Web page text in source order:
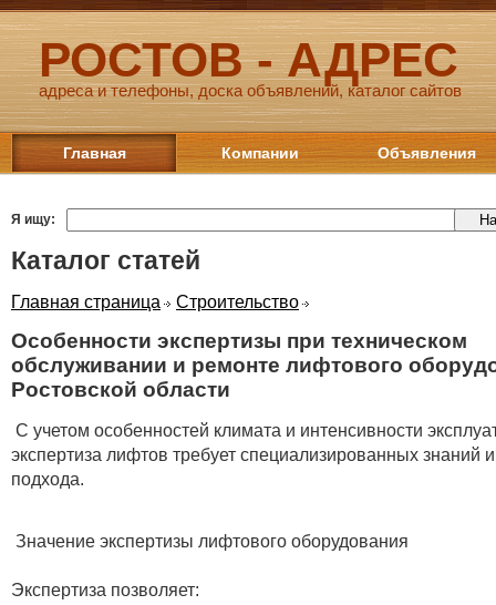
РОСТОВ - АДРЕС
адреса и телефоны, доска объявлений, каталог сайтов
Главная Компании Объявления
Я ищу:
Каталог статей
Главная страница Строительство
Особенности экспертизы при техническом
обслуживании и ремонте лифтового
Ростовской области
С учетом особенностей климата и интенсивности
экспертиза лифтов требует специализированных знаний и
подхода.
Значение экспертизы лифтового оборудования
Экспертиза позволяет: